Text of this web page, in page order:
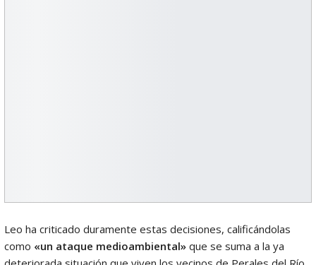
Leo ha criticado duramente estas decisiones, calificándolas
como «un ataque medioambiental» que se suma a la ya